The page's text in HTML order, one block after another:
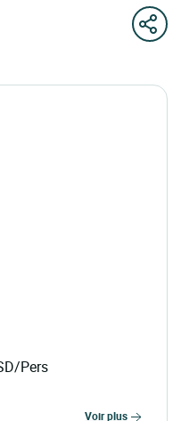
Pers
voir plus